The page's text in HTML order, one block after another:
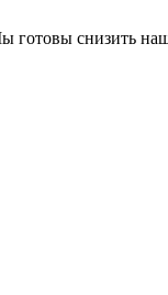
снизить